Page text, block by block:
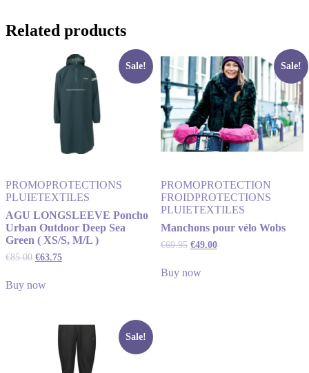
Related products
Sale!
PROMOPROTECTIONS
PLUIETEXTILES
AGU LONGSLEEVE Poncho
Urban Outdoor Deep Sea
Green ( XS/S, M/L )
€85.00 €63.75
Buy now
Sale!
PROMOPROTECTION
FROIDPROTECTIONS
PLUIETEXTILES
Manchons pour vélo Wobs
€69.95 €49.00
Buy now
Sale!